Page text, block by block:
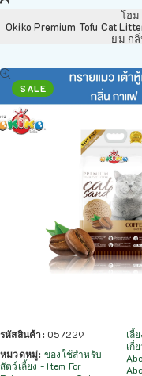
โฮม
Okiko Premium Tofu Cat
ยม ก
SALE
รหัสสินค้า: 057229
หมวดหมู่: ของใช้สำหรับ
สัตว์เลี้ยง - Item For
เลี้
เกี่